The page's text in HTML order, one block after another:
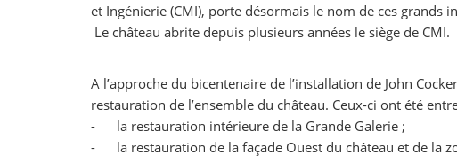
et Ingénierie (CMI), porte désormais le nom de ces grands
Le château abrite depuis plusieurs années le siège de CMI.
A l’approche du bicentenaire de l’installation de John
restauration de l’ensemble du château. Ceux-ci ont été
- la restauration intérieure de la Grande Galerie ;
- la restauration de la façade Ouest du château et de la